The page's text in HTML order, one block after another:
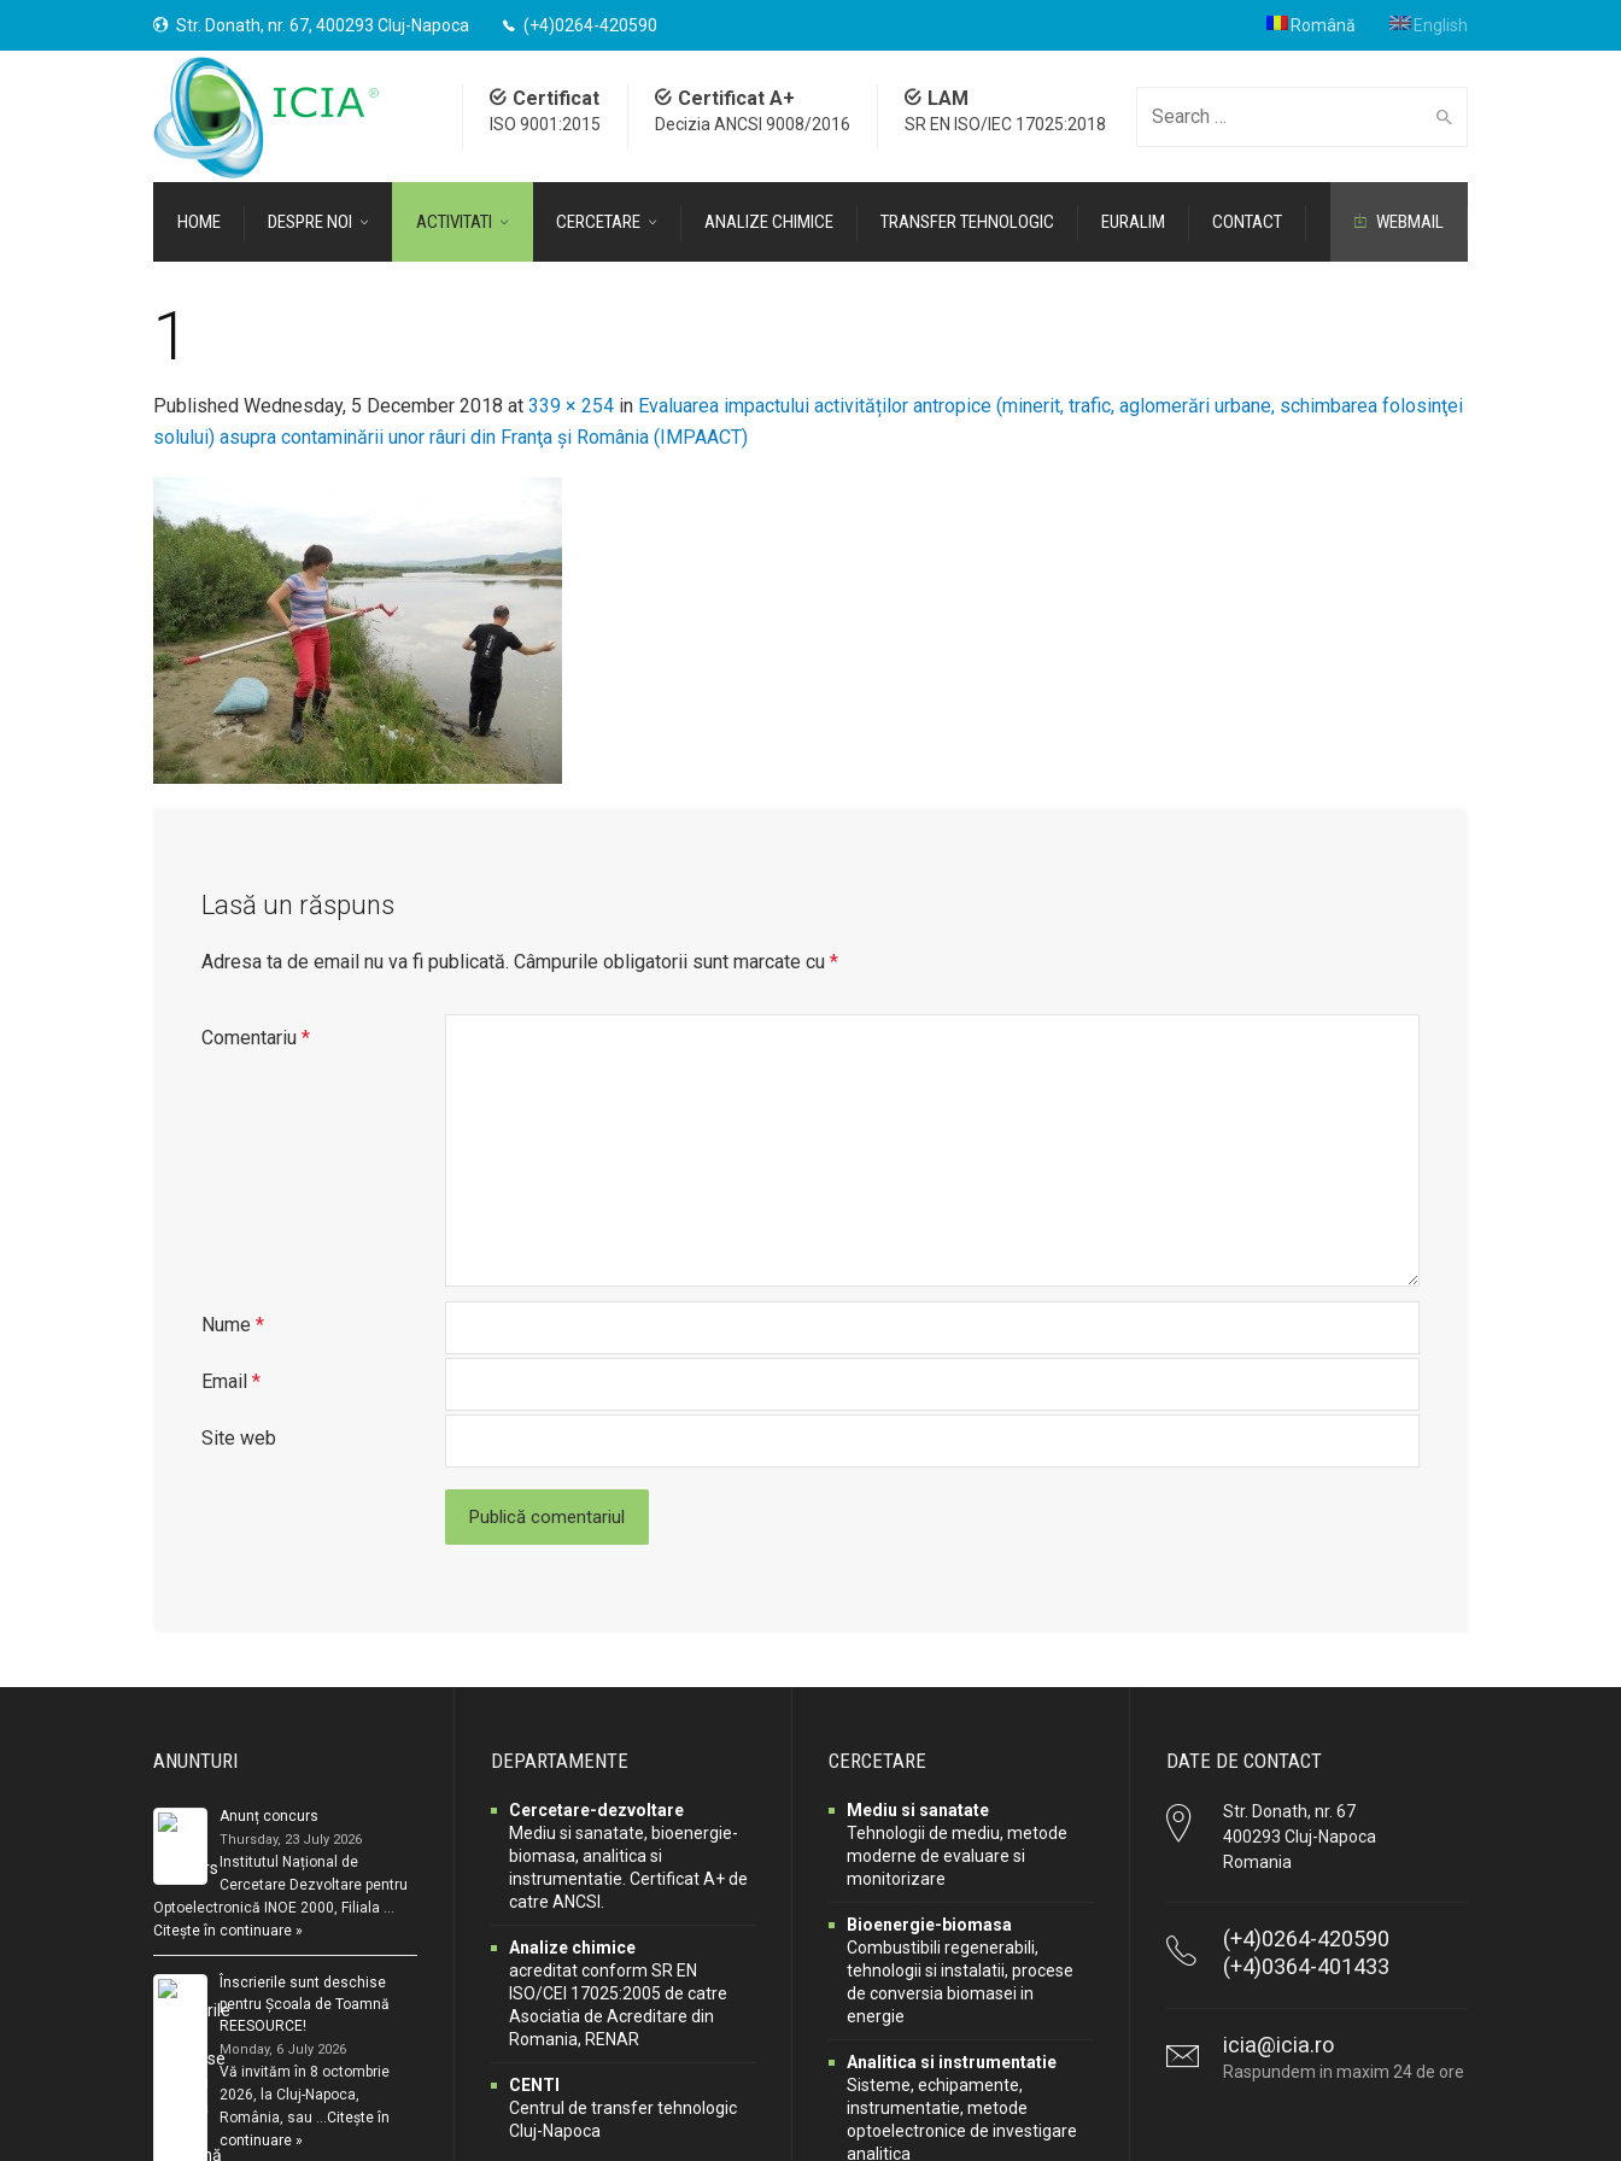
Str. Donath, nr. 67, 400293 Cluj-Napoca (+4)0264-420590 Română English
Cauta
LAM
SR EN ISO/IEC 17025:2018
Certificat A+
Decizia ANCSI 9008/2016
Certificat
ISO 9001:2015
HOME DESPRE NOI ACTIVITATI CERCETARE ANALIZE CHIMICE TRANSFER TEHNOLOGIC EURALIM CONTACT WEBMAIL
1
Published Wednesday, 5 December 2018 at 339 × 254 in Evaluarea impactului activităților antropice (minerit, trafic, aglomerări urbane, schimbarea folosinţei
solului) asupra contaminării unor râuri din Franţa şi România (IMPAACT)
Lasă un răspuns
Adresa ta de email nu va fi publicată. Câmpurile obligatorii sunt marcate cu *
Comentariu *
Nume *
Email *
Site web
ANUNTURI
Anunț concurs
Thursday, 23 July 2026
Institutul Național de
Cercetare Dezvoltare pentru
Optoelectronică INOE 2000, Filiala …
Citește în continuare »
Înscrierile sunt deschise
pentru Școala de Toamnă
REESOURCE!
Monday, 6 July 2026
Vă invităm în 8 octombrie
2026, la Cluj-Napoca,
România, sau …Citește în
continuare »
DEPARTAMENTE
Cercetare-dezvoltare
Mediu si sanatate, bioenergie-
biomasa, analitica si
instrumentatie. Certificat A+ de
catre ANCSI.
Analize chimice
acreditat conform SR EN
ISO/CEI 17025:2005 de catre
Asociatia de Acreditare din
Romania, RENAR
CENTI
Centrul de transfer tehnologic
Cluj-Napoca
CERCETARE
Mediu si sanatate
Tehnologii de mediu, metode
moderne de evaluare si
monitorizare
Bioenergie-biomasa
Combustibili regenerabili,
tehnologii si instalatii, procese
de conversia biomasei in
energie
Analitica si instrumentatie
Sisteme, echipamente,
instrumentatie, metode
optoelectronice de investigare
analitica
DATE DE CONTACT
Str. Donath, nr. 67
400293 Cluj-Napoca
Romania
(+4)0264-420590
(+4)0364-401433
icia@icia.ro
Raspundem in maxim 24 de ore